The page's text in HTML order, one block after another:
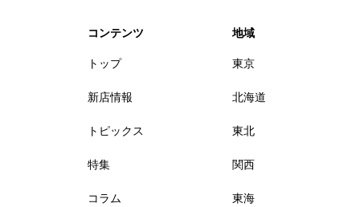
コンテンツ
トップ
新店情報
トピックス
特集
コラム
地域
東京
北海道
東北
関西
東海